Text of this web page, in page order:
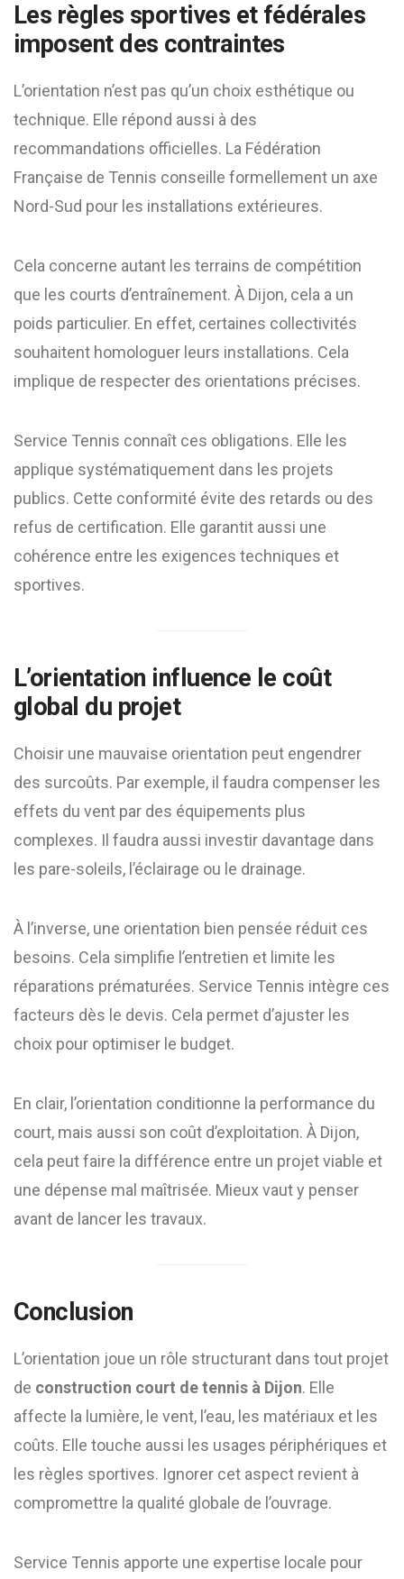
Les règles sportives et fédérales
imposent des contraintes
L’orientation n’est pas qu’un choix esthétique ou
technique. Elle répond aussi à des
recommandations officielles. La Fédération
Française de Tennis conseille formellement un axe
Nord-Sud pour les installations extérieures.
Cela concerne autant les terrains de compétition
que les courts d’entraînement. À Dijon, cela a un
poids particulier. En effet, certaines collectivités
souhaitent homologuer leurs installations. Cela
implique de respecter des orientations précises.
Service Tennis connaît ces obligations. Elle les
applique systématiquement dans les projets
publics. Cette conformité évite des retards ou des
refus de certification. Elle garantit aussi une
cohérence entre les exigences techniques et
sportives.
L’orientation influence le coût
global du projet
Choisir une mauvaise orientation peut engendrer
des surcoûts. Par exemple, il faudra compenser les
effets du vent par des équipements plus
complexes. Il faudra aussi investir davantage dans
les pare-soleils, l’éclairage ou le drainage.
À l’inverse, une orientation bien pensée réduit ces
besoins. Cela simplifie l’entretien et limite les
réparations prématurées. Service Tennis intègre ces
facteurs dès le devis. Cela permet d’ajuster les
choix pour optimiser le budget.
En clair, l’orientation conditionne la performance du
court, mais aussi son coût d’exploitation. À Dijon,
cela peut faire la différence entre un projet viable et
une dépense mal maîtrisée. Mieux vaut y penser
avant de lancer les travaux.
Conclusion
L’orientation joue un rôle structurant dans tout projet
de construction court de tennis à Dijon. Elle
affecte la lumière, le vent, l’eau, les matériaux et les
coûts. Elle touche aussi les usages périphériques et
les règles sportives. Ignorer cet aspect revient à
compromettre la qualité globale de l’ouvrage.
Service Tennis apporte une expertise locale pour